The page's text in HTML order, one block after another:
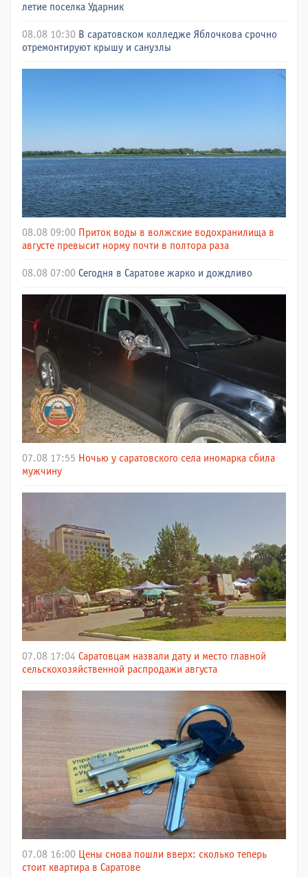
летие поселка Ударник
08.08 10:30 В саратовском колледже Яблочкова срочно
отремонтируют крышу и санузлы
08.08 09:00 Приток воды в волжские водохранилища в
августе превысит норму почти в полтора раза
08.08 07:00 Сегодня в Саратове жарко и дождливо
07.08 17:55 Ночью у саратовского села иномарка сбила
мужчину
07.08 17:04 Саратовцам назвали дату и место главной
сельскохозяйственной распродажи августа
07.08 16:00 Цены снова пошли вверх: сколько теперь
стоит квартира в Саратове